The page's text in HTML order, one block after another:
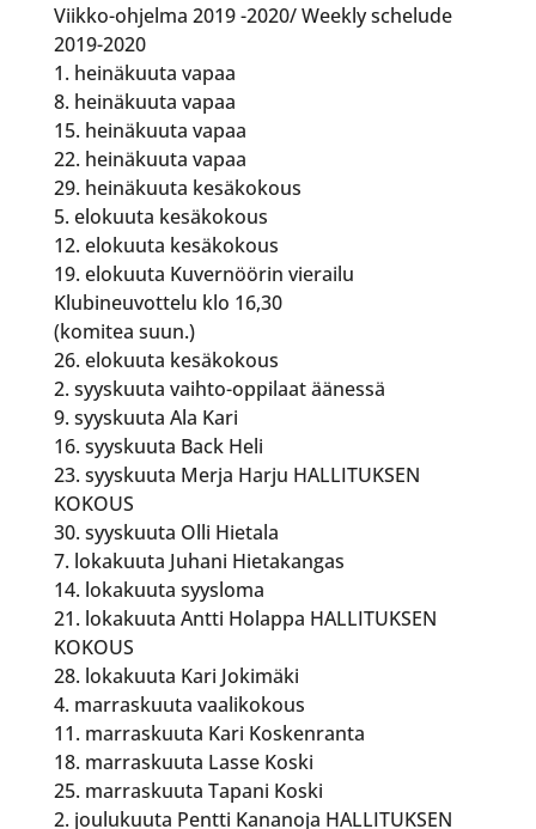
Viikko-ohjelma 2019 -2020/ Weekly schelude
2019-2020
1. heinäkuuta vapaa
8. heinäkuuta vapaa
15. heinäkuuta vapaa
22. heinäkuuta vapaa
29. heinäkuuta kesäkokous
5. elokuuta kesäkokous
12. elokuuta kesäkokous
19. elokuuta Kuvernöörin vierailu
Klubineuvottelu klo 16,30
(komitea suun.)
26. elokuuta kesäkokous
2. syyskuuta vaihto-oppilaat äänessä
9. syyskuuta Ala Kari
16. syyskuuta Back Heli
23. syyskuuta Merja Harju HALLITUKSEN
KOKOUS
30. syyskuuta Olli Hietala
7. lokakuuta Juhani Hietakangas
14. lokakuuta syysloma
21. lokakuuta Antti Holappa HALLITUKSEN
KOKOUS
28. lokakuuta Kari Jokimäki
4. marraskuuta vaalikokous
11. marraskuuta Kari Koskenranta
18. marraskuuta Lasse Koski
25. marraskuuta Tapani Koski
2. joulukuuta Pentti Kananoja HALLITUKSEN